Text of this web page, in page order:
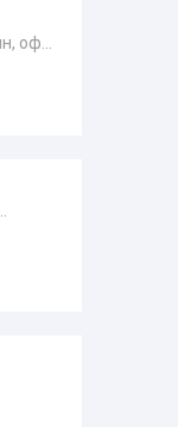
оф...